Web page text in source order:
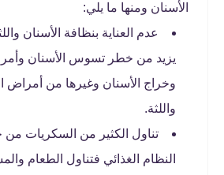
الأسنان ومنها ما يلي:
عدم العناية بنظافة الأسنان
يزيد من خطر تسوس الأسنان
وخراج الأسنان وغيرها من أمراض
واللثة.
تناول الكثير من السكريات من
النظام الغذائي فتناول الطعام